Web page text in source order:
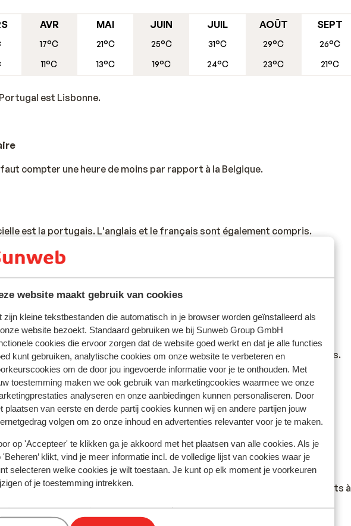
website maakt gebruik van cookies
zijn kleine tekstbestanden die automatisch in je browser worden geïnstalleerd als
website bezoekt. Standaard gebruiken we bij Sunweb Group GmbH
cookies die ervoor zorgen dat de website goed werkt en dat je alle functies
kunt gebruiken, analytische cookies om onze website te verbeteren en
om de door jou ingevoerde informatie voor je te onthouden. Met
toestemming maken we ook gebruik van marketingcookies waarmee we onze
analyseren en onze aanbiedingen kunnen personaliseren. Door
plaatsen van eerste en derde partij cookies kunnen wij en andere partijen jouw
volgen om zo onze inhoud en advertenties relevanter voor je te maken.
op 'Accepteer' te klikken ga je akkoord met het plaatsen van alle cookies. Als je
'Beheren’ klikt, vind je meer informatie incl. de volledige lijst van cookies waar je
selecteren welke cookies je wilt toestaan. Je kunt op elk moment je voorkeuren
of je toestemming intrekken.
AVR
17°C
11°C
MAI
21°C
13°C
JUIN
25°C
19°C
JUIL
31°C
24°C
AOÛT
29°C
23°C
SEPT
26°C
21°C
est Lisbonne.
compter une heure de moins par rapport à la Belgique.
est la portugais. L'anglais et le français sont également compris.
est l'euro.
laisser un pourboire compris entre 5 et 10 % dans les bars et restaurants.
est identique à celle de la Belgique : 220 volts.
une gastronomie très riche et variée. Vous pourrez déguster des plats à
des fruits de mer, et de délicieuses pâtisseries.